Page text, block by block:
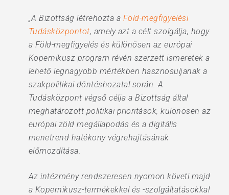
„A Bizottság létrehozta a Föld-megfigyelési
Tudásközpontot, amely azt a célt szolgálja, hogy
a Föld-megfigyelés és különösen az európai
Kopernikusz program révén szerzett ismeretek a
lehető legnagyobb mértékben hasznosuljanak a
szakpolitikai döntéshozatal során. A
Tudásközpont végső célja a Bizottság által
meghatározott politikai prioritások, különösen az
európai zöld megállapodás és a digitális
menetrend hatékony végrehajtásának
előmozdítása.
Az intézmény rendszeresen nyomon követi majd
a Kopernikusz-termékekkel és -szolgáltatásokkal